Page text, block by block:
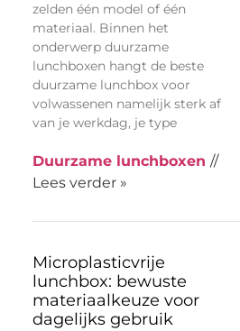
zelden één model of één
materiaal. Binnen het
onderwerp duurzame
lunchboxen hangt de beste
duurzame lunchbox voor
volwassenen namelijk sterk af
van je werkdag, je type
Duurzame lunchboxen //
Lees verder »
Microplasticvrije
lunchbox: bewuste
materiaalkeuze voor
dagelijks gebruik